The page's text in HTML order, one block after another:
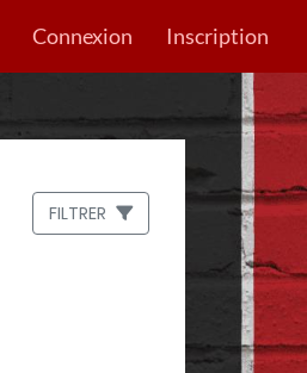
Connexion Inscription
FILTRER